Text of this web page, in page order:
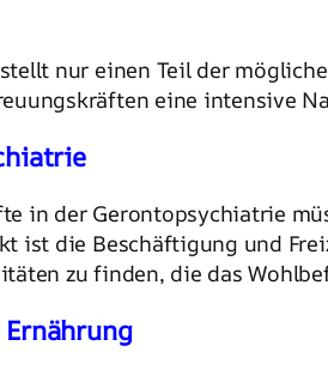
nur einen Teil der
eine intensive
in der Gerontopsychiatrie
ist die Beschäftigung und
zu finden, die das